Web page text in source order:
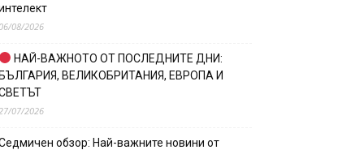
08/2026
НАЙ-ВАЖНОТО ОТ ПОСЛЕДНИТЕ ДНИ:
ВЕЛИКОБРИТАНИЯ, ЕВРОПА И
07/2026
обзор: Най-важните новини от